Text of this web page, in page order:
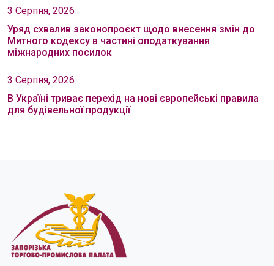
3 Серпня, 2026
Уряд схвалив законопроєкт щодо внесення змін до
Митного кодексу в частині оподаткування
міжнародних посилок
3 Серпня, 2026
В Україні триває перехід на нові європейські правила
для будівельної продукції